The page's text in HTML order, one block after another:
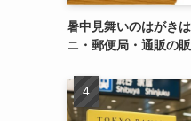
暑中見舞いのはがき
ニ・郵便局・通販の